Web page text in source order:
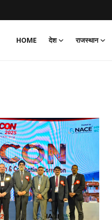
HOME देश राजस्थान